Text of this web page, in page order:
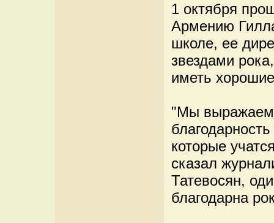
1 октября
Армению
школе, ее
звездами
иметь
"Мы выражаем
которые
сказал
Татевосян,
благодарна